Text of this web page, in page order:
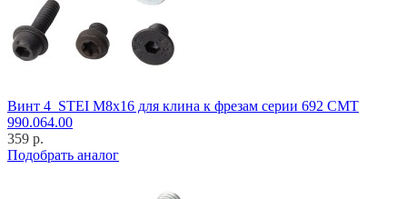
Винт 4_STEI M8x16 для клина к фрезам серии 692 CMT
990.064.00
359 р.
Подобрать аналог